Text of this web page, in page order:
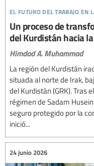
el futuro del trabajo en
Un proceso de
del Kurdistán hacia
Himdad A. Muhammad
La región del Kurdistán
situada al norte de Irak,
del Kurdistán (GRK). Tras
régimen de Sadam
seguro protegido por la
inició...
24 junio 2026